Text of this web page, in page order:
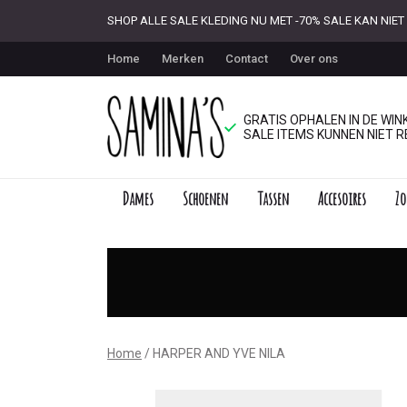
SHOP ALLE SALE KLEDING NU MET -70% SALE KAN
Home Merken Contact Over ons
GRATIS OPHALEN IN DE
SALE ITEMS KUNNEN NIET
Dames Schoenen Tassen Accesoires
Home HARPER AND YVE NILA